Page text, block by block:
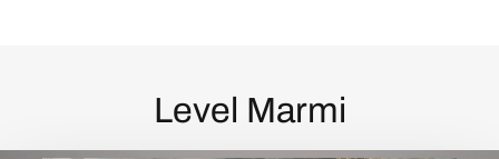
Level Marmi